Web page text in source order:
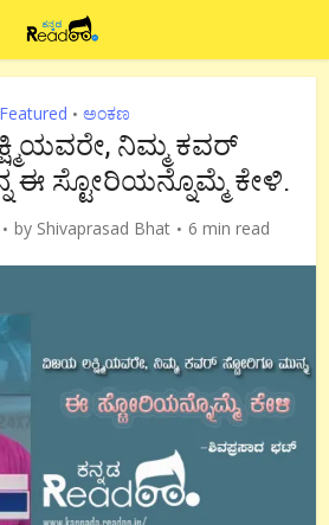
Featured • ಅಂಕಣ
ನಿಮ್ಮ ಕವರ್
ಈ ಸ್ಟೋರಿಯನ್ನೊಮ್ಮೆ ಕೇಳಿ.
by Shivaprasad Bhat 6 min read